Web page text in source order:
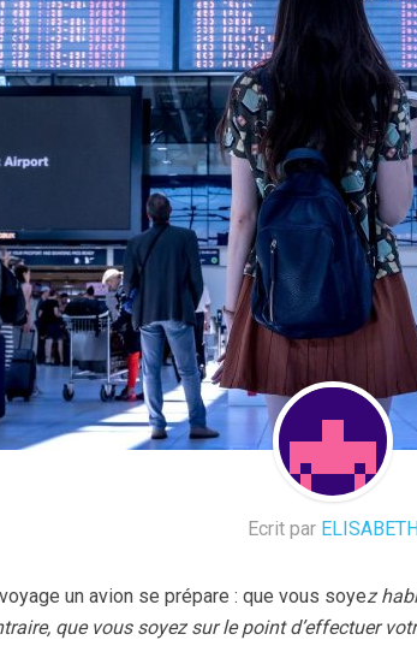
Ecrit par
un avion se prépare : que vous soyez
que vous soyez sur le point d’effectuer